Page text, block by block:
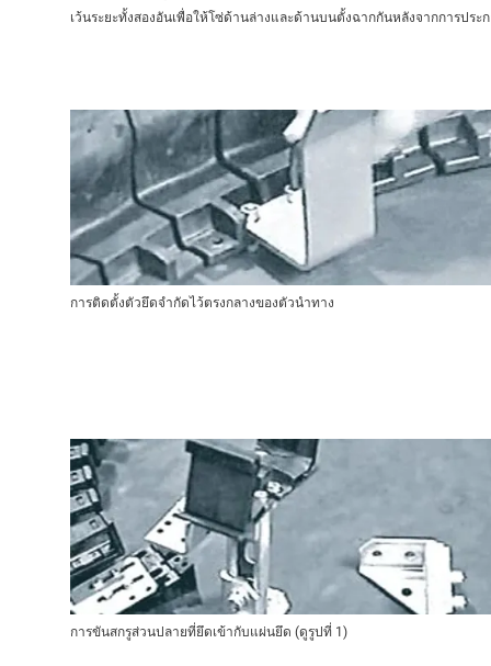
เว้นระยะทั้งสองอันเพื่อให้โซ่ด้านล่างและด้านบนตั้งฉากกันหลังจากการประ
การติดตั้งตัวยึดจำกัดไว้ตรงกลางของตัวนำทาง
การขันสกรูส่วนปลายที่ยึดเข้ากับแผ่นยึด (ดูรูปที่ 1)